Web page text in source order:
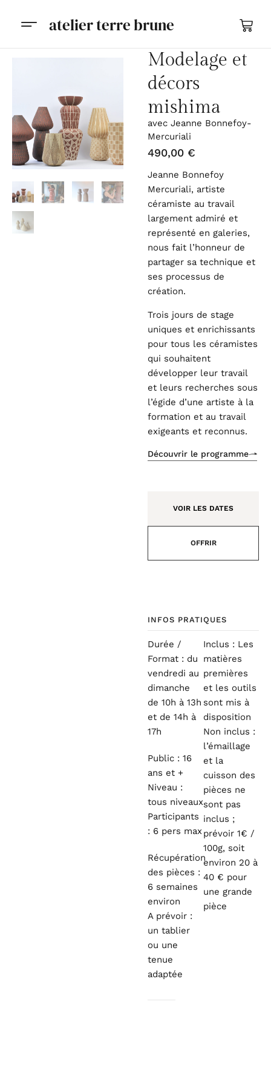
atelier terre brune
Modelage et
décors
mishima
avec Jeanne Bonnefoy-
Mercuriali
490,00 €
Jeanne Bonnefoy
Mercuriali, artiste
céramiste au travail
largement admiré et
représenté en galeries,
nous fait l’honneur de
partager sa technique et
ses processus de
création.
Trois jours de stage
uniques et enrichissants
pour tous les céramistes
qui souhaitent
développer leur travail
et leurs recherches sous
l’égide d’une artiste à la
formation et au travail
exigeants et reconnus.
Découvrir le programme
VOIR LES DATES
OFFRIR
INFOS PRATIQUES
Durée /
Format : du
vendredi au
dimanche
de 10h à 13h
et de 14h à
17h
Public : 16
ans et +
Niveau :
tous niveaux
Participants
: 6 pers max
Récupération
des pièces :
6 semaines
environ
A prévoir :
un tablier
ou une
tenue
adaptée
Inclus : Les
matières
premières
et les outils
sont mis à
disposition
Non inclus :
l’émaillage
et la
cuisson des
pièces ne
sont pas
inclus ;
prévoir 1€ /
100g, soit
environ 20 à
40 € pour
une grande
pièce